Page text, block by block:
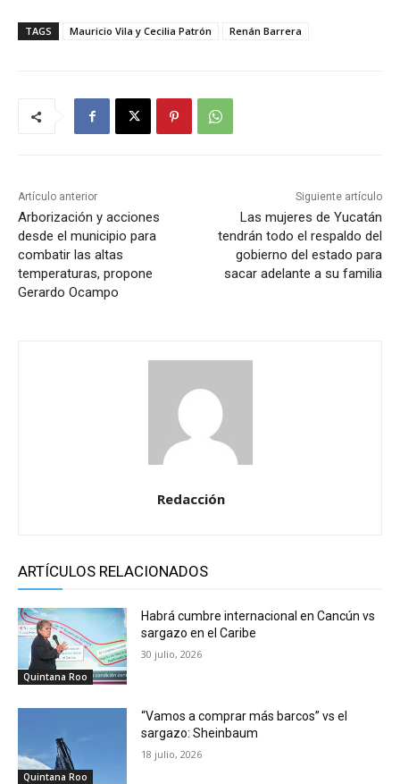
TAGS Mauricio Vila y Cecilia Patrón Renán Barrera
Artículo anterior
Arborización y acciones
desde el municipio para
combatir las altas
temperaturas, propone
Gerardo Ocampo
Siguiente artículo
Las mujeres de Yucatán
tendrán todo el respaldo del
gobierno del estado para
sacar adelante a su familia
Redacción
ARTÍCULOS RELACIONADOS
Quintana Roo
Habrá cumbre internacional en Cancún vs
sargazo en el Caribe
30 julio, 2026
Quintana Roo
“Vamos a comprar más barcos” vs el
sargazo: Sheinbaum
18 julio, 2026